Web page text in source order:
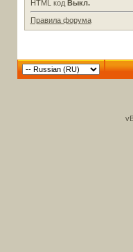
HTML код Выкл.
Правила форума